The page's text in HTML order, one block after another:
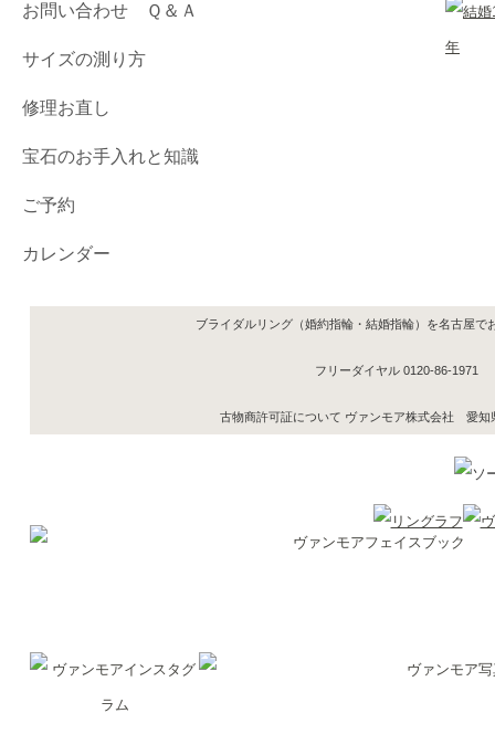
お問い合わせ Ｑ＆Ａ
サイズの測り方
修理お直し
宝石のお手入れと知識
ご予約
カレンダー
ブライダルリング（婚約指輪・結婚指輪）を名古屋
フリーダイヤル 0120-86-1971
古物商許可証について ヴァンモア株式会社 愛